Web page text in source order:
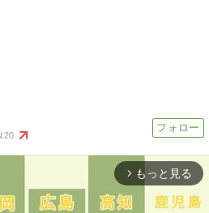
20
arrow_forward_ios もっと見る